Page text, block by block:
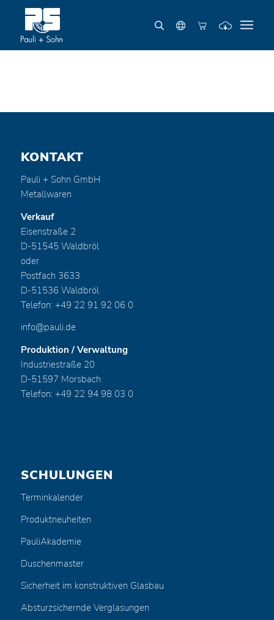
KONTAKT
Pauli + Sohn GmbH
Metallwaren
Verkauf
Eisenstraße 2
D-51545 Waldbröl
oder
Postfach 3633
D-51536 Waldbröl
Telefon: +49 22 91 92 06 0
info@pauli.de
Produktion / Verwaltung
Industriestraße 20
D-51597 Morsbach
Telefon: +49 22 94 98 03 0
SCHULUNGEN
Terminkalender
Produktneuheiten
PauliAkademie
Duschenmaster
Sicherheit im konstruktiven Glasbau
Absturzsichernde Verglasungen